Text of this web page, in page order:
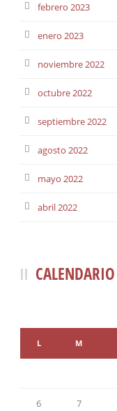
febrero 2023
enero 2023
noviembre 2022
octubre 2022
septiembre 2022
agosto 2022
mayo 2022
abril 2022
CALENDARIO
L M
6 7